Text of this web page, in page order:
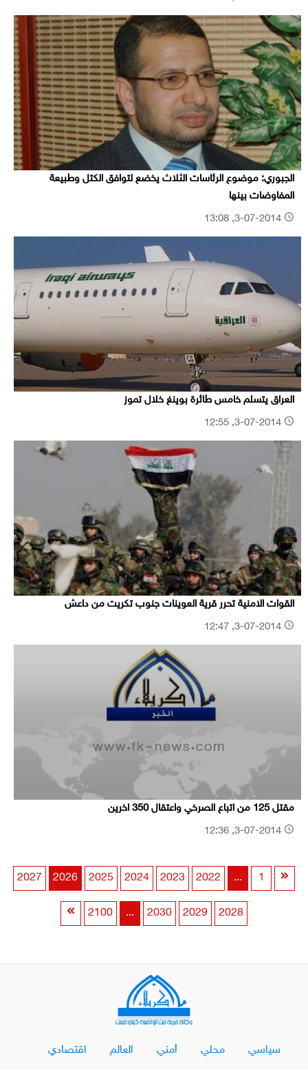
الجبوري: موضوع الرئاسات الثلاث يخضع لتوافق الكتل وطبيعة
المفاوضات بينها
العراق يتسلم خامس طائرة بوينغ خلال تموز
القوات الامنية تحرر قرية العوينات جنوب تكريت من داعش
مقتل 125 من اتباع الصرخي واعتقال 350 اخرين
1
...
2022
2023
2024
2025
2026
2027
2028
2029
2030
...
2100
سياسي محلي أمني العالم اقتصادي